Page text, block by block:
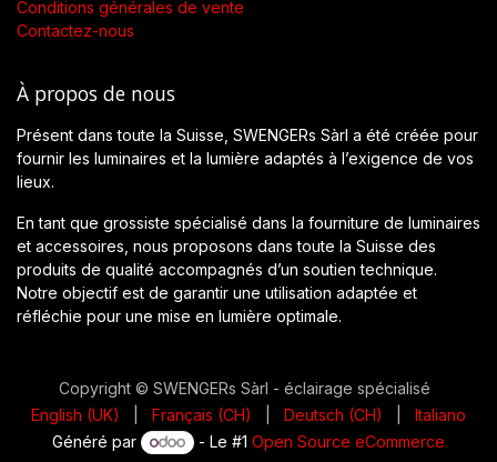
Conditions générales de vente
Contactez-nous
À propos de nous
Présent dans toute la Suisse, SWENGERs Sàrl a été créée pour
fournir les luminaires et la lumière adaptés à l’exigence de vos
lieux.
En tant que grossiste spécialisé dans la fourniture de luminaires
et accessoires, nous proposons dans toute la Suisse des
produits de qualité accompagnés d’un soutien technique.
Notre objectif est de garantir une utilisation adaptée et
réfléchie pour une mise en lumière optimale.
Copyright © SWENGERs Sàrl - éclairage spécialisé
English (UK)
Français (CH) Deutsch (CH)
Italiano
Généré par
- Le #1Open Source eCommerce